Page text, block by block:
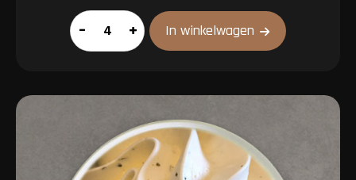
All-
In
2
– + In winkelwagen